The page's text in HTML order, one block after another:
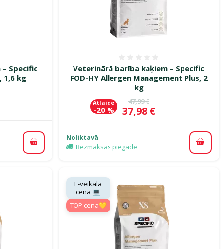
Specific
1,6 kg
Pievienot grozam
Veterinārā barība kaķiem – Specific
FOD-HY Allergen Management Plus, 2
kg
Oriģinālā cena
47,99 €
Cena
37,98 €
Atlaide
-20 %
Noliktavā
Bezmaksas piegāde
E-veikala
cena 💻
TOP cena💛